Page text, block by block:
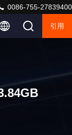
0086-755-27839400
引用